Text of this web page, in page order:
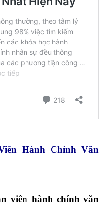
Hành Chính Văn
viên hành chính văn